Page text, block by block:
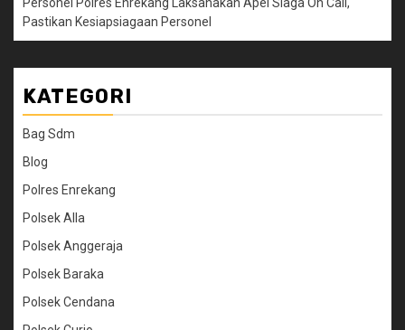
Pastikan Kesiapsiagaan Personel
KATEGORI
Bag Sdm
Blog
Polres Enrekang
Polsek Alla
Polsek Anggeraja
Polsek Baraka
Polsek Cendana